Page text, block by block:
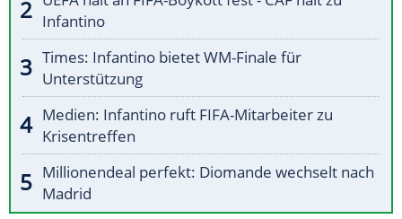
Infantino
Times: Infantino bietet WM-Finale für
Unterstützung
Medien: Infantino ruft FIFA-Mitarbeiter zu
Krisentreffen
Millionendeal perfekt: Diomande wechselt nach
Madrid